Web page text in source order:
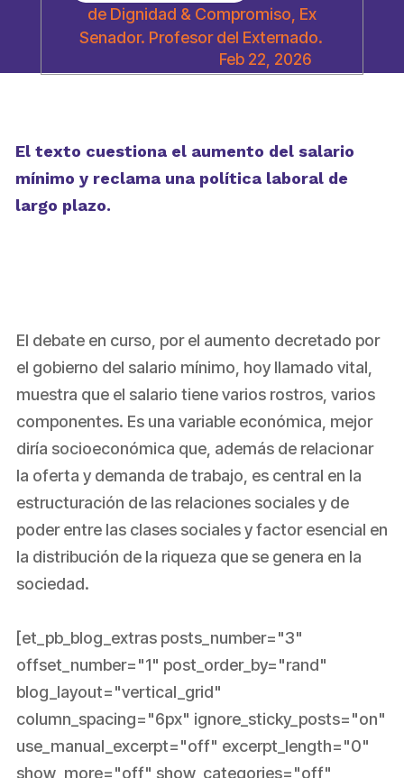
de Dignidad & Compromiso, Ex
Senador. Profesor del Externado.
Feb 22, 2026
El texto cuestiona el aumento del salario
mínimo y reclama una política laboral de
largo plazo.
El debate en curso, por el aumento decretado por
el gobierno del salario mínimo, hoy llamado vital,
muestra que el salario tiene varios rostros, varios
componentes. Es una variable económica, mejor
diría socioeconómica que, además de relacionar
la oferta y demanda de trabajo, es central en la
estructuración de las relaciones sociales y de
poder entre las clases sociales y factor esencial en
la distribución de la riqueza que se genera en la
sociedad.
[et_pb_blog_extras posts_number="3"
offset_number="1" post_order_by="rand"
blog_layout="vertical_grid"
column_spacing="6px" ignore_sticky_posts="on"
use_manual_excerpt="off" excerpt_length="0"
show_more="off" show_categories="off"